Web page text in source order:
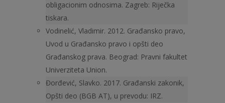
obligacionim odnosima. Zagreb: Riječka
tiskara.
Vodinelić, Vladimir. 2012. Građansko pravo,
Uvod u Građansko pra­vo i opšti deo
Građanskog prava. Beograd: Pravni fakultet
Univerziteta Union.
Đorđević, Slavko. 2017. Građanski zakonik,
Opšti deo (BGB AT), u prevodu: IRZ.